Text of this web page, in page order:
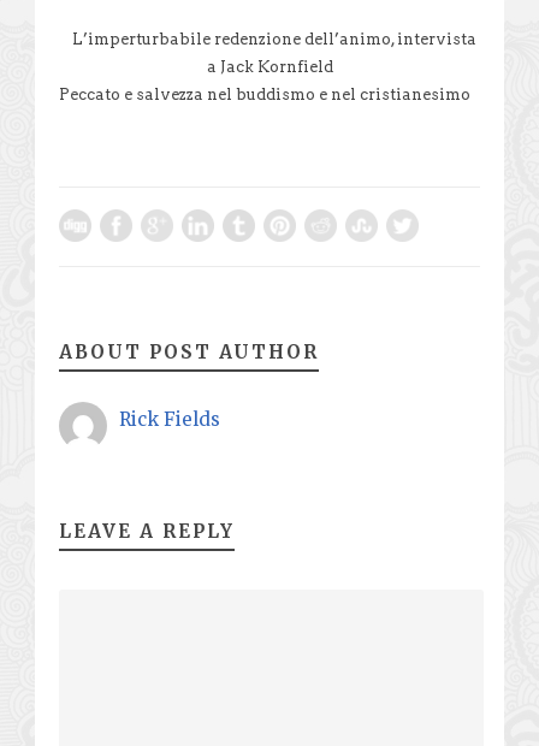
L’imperturbabile redenzione dell’animo, intervista
a Jack Kornfield
Peccato e salvezza nel buddismo e nel cristianesimo
ABOUT POST AUTHOR
Rick Fields
LEAVE A REPLY